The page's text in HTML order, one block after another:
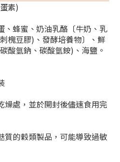
素)
、蜂蜜、奶油乳酪〔牛奶、乳
槐豆膠)、發酵培養物〕、鮮
酸氫鈉、碳酸氫銨)、海鹽。
燥處，並於開封後儘速食用完
的穀類製品，可能導致過敏